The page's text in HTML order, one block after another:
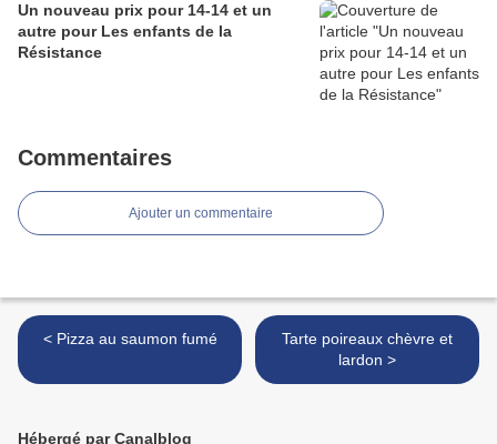
Un nouveau prix pour 14-14 et un
autre pour Les enfants de la
Résistance
Commentaires
Ajouter un commentaire
< Pizza au saumon fumé
Tarte poireaux chèvre et
lardon >
Hébergé par Canalblog